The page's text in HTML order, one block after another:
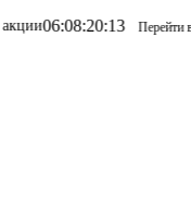
:08:20:13 Перейти в каталог